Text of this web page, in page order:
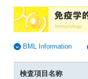
BML Information
検査項目名称